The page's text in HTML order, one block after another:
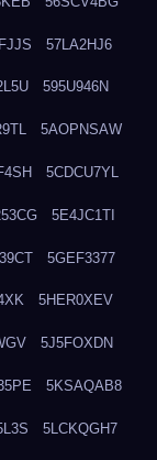
57LA2HJ6
595U946N
5AOPNSAW
5CDCU7YL
5E4JC1TI
5GEF3377
5HER0XEV
5J5FOXDN
5KSAQAB8
5LCKQGH7